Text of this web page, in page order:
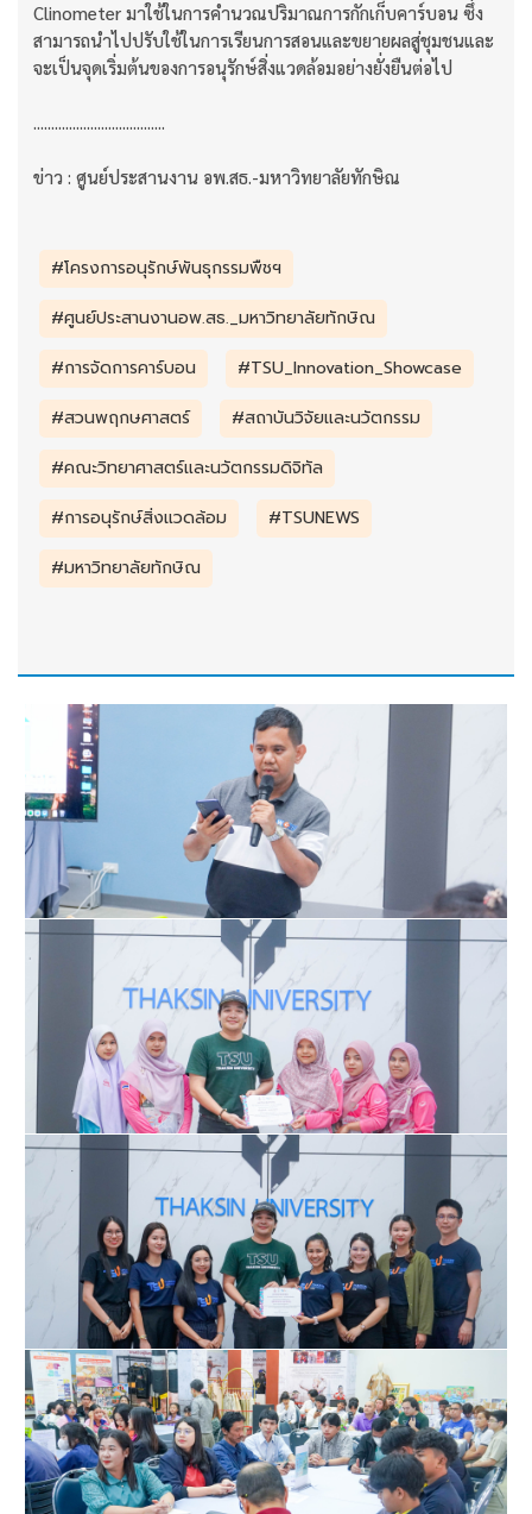
Clinometer มาใช้ในการคำนวณปริมาณการกักเก็บคาร์บอน ซึ่ง
สามารถนำไปปรับใช้ในการเรียนการสอนและขยายผลสู่ชุมชนและ
จะเป็นจุดเริ่มต้นของการอนุรักษ์สิ่งแวดล้อมอย่างยั่งยืนต่อไป
ข่าว : ศูนย์ประสานงาน อพ.สธ.-มหาวิทยาลัยทักษิณ
#โครงการอนุรักษ์พันธุกรรมพืชฯ
#ศูนย์ประสานงานอพ.สธ._มหาวิทยาลัยทักษิณ
#การจัดการคาร์บอน
#TSU_Innovation_Showcase
#สวนพฤกษศาสตร์
#สถาบันวิจัยและนวัตกรรม
#คณะวิทยาศาสตร์และนวัตกรรมดิจิทัล
#การอนุรักษ์สิ่งแวดล้อม
#TSUNEWS
#มหาวิทยาลัยทักษิณ